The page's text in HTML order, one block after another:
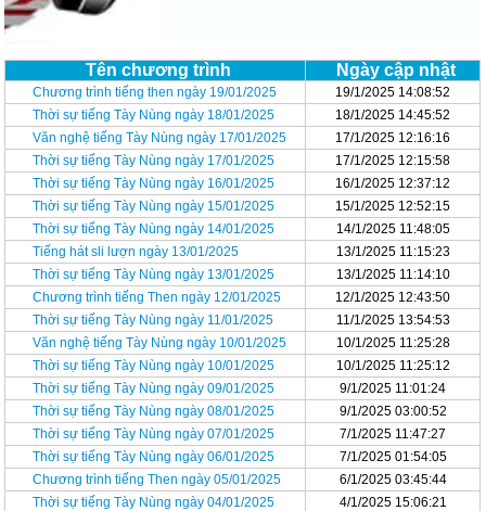
Tên chương trình Ngày cập nhật
Chương trình tiếng then ngày 19/01/2025
19/1/2025 14:08:52
Thời sự tiếng Tày Nùng ngày 18/01/2025
18/1/2025 14:45:52
Văn nghệ tiếng Tày Nùng ngày 17/01/2025
17/1/2025 12:16:16
Thời sự tiếng Tày Nùng ngày 17/01/2025
17/1/2025 12:15:58
Thời sự tiếng Tày Nùng ngày 16/01/2025
16/1/2025 12:37:12
Thời sự tiếng Tày Nùng ngày 15/01/2025
15/1/2025 12:52:15
Thời sự tiếng Tày Nùng ngày 14/01/2025
14/1/2025 11:48:05
Tiếng hát sli lượn ngày 13/01/2025
13/1/2025 11:15:23
Thời sự tiếng Tày Nùng ngày 13/01/2025
13/1/2025 11:14:10
Chương trình tiếng Then ngày 12/01/2025
12/1/2025 12:43:50
Thời sự tiếng Tày Nùng ngày 11/01/2025
11/1/2025 13:54:53
Văn nghệ tiếng Tày Nùng ngày 10/01/2025
10/1/2025 11:25:28
Thời sự tiếng Tày Nùng ngày 10/01/2025
10/1/2025 11:25:12
Thời sự tiếng Tày Nùng ngày 09/01/2025
9/1/2025 11:01:24
Thời sự tiếng Tày Nùng ngày 08/01/2025
9/1/2025 03:00:52
Thời sự tiếng Tày Nùng ngày 07/01/2025
7/1/2025 11:47:27
Thời sự tiếng Tày Nùng ngày 06/01/2025
7/1/2025 01:54:05
Chương trình tiếng Then ngày 05/01/2025
6/1/2025 03:45:44
Thời sự tiếng Tày Nùng ngày 04/01/2025
4/1/2025 15:06:21